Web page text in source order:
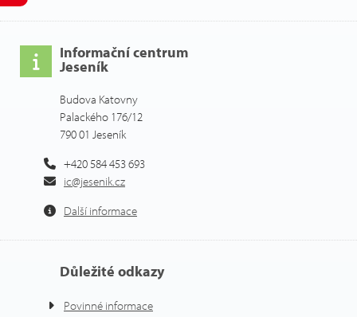
Informační centrum
Jeseník
Budova Katovny
Palackého 176/12
790 01 Jeseník
+420 584 453 693
ic@jesenik.cz
Další informace
Důležité odkazy
Povinné informace